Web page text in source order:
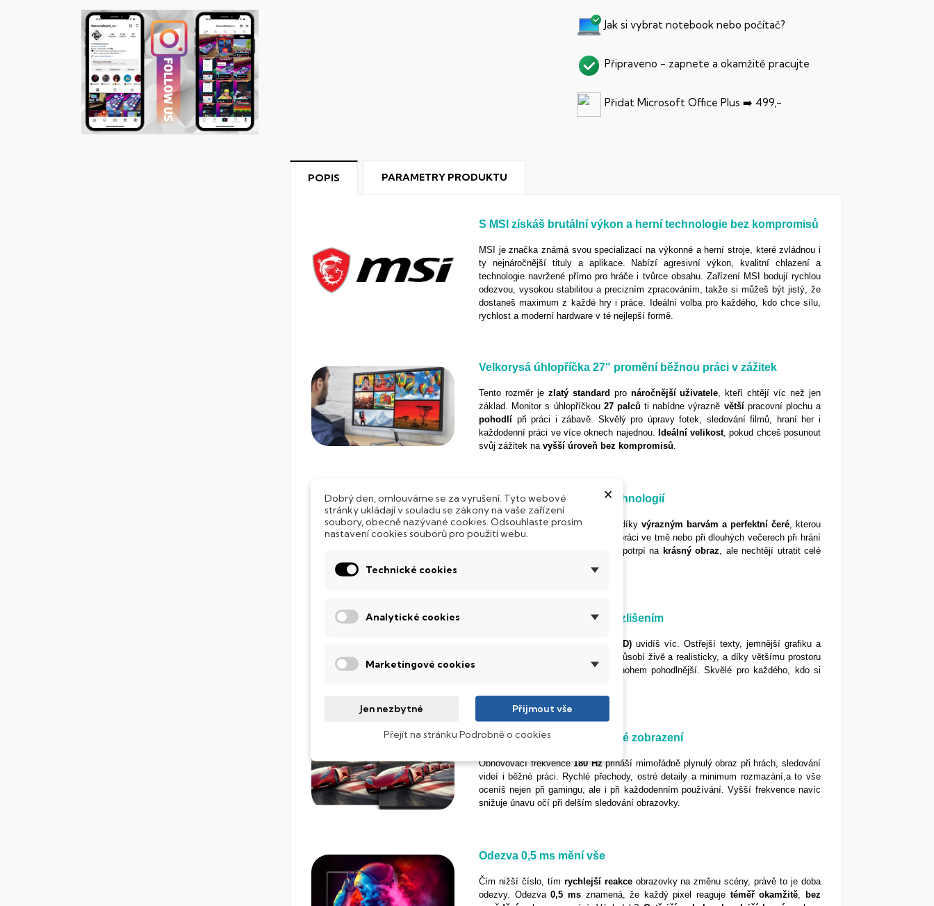
Jak si vybrat notebook nebo počítač?
Připraveno - zapnete a okamžitě pracujte
Přidat Microsoft Office Plus ➡️ 499,-
POPIS PARAMETRY PRODUKTU
S MSI získáš brutální výkon a herní technologie bez kompromisů
MSI je značka známá svou specializací na výkonné a herní stroje, které zvládnou i
ty nejnáročnější tituly a aplikace. Nabízí agresivní výkon, kvalitní chlazení a
technologie navržené přímo pro hráče i tvůrce obsahu. Zařízení MSI bodují rychlou
odezvou, vysokou stabilitou a precizním zpracováním, takže si můžeš být jistý, že
dostaneš maximum z každé hry i práce. Ideální volba pro každého, kdo chce sílu,
rychlost a moderní hardware v té nejlepší formě.
Velkorysá úhlopříčka 27" promění běžnou práci v zážitek
Tento rozměr je zlatý standard pro náročnější uživatele , kteří chtějí víc než jen
základ. Monitor s úhlopříčkou 27 palců ti nabídne výrazně většípracovní plochu a
pohodlí při práci i zábavě. Skvělý pro úpravy fotek, sledování filmů, hraní her i
každodenní práci ve více oknech najednou. Ideální velikost, pokud chceš posunout
svůj zážitek na vyšší úroveň bez kompromisů
Hluboké kontrasty s VA technologií
VA panel přináší nádherný díky výrazným barvám a perfektní čeré , kterou
oceníš hlavně při sledování filmů, práci ve tmě nebo při dlouhých večerech při hrání
her. Ideální pro uživatele, kteří so potrpí na krásný obraz , ale nechtějí utratit celé
Ještě více detailů s QHD rozlišením
2560 × 1440 px (QHD) uvidíš víc. Ostřejší texty, jemnější grafiku a
bohatší barevné přechody. Obraz působí živě a realisticky, a díky většímu prostoru
na ploše je práce s více okny mnohem pohodlnější. Skvělé pro každého, kdo si
180 Hz pro dokonale plynulé zobrazení
Obnovovací frekvence180 Hzpřináší mimořádně plynulý obraz při hrách, sledování
videí i běžné práci. Rychlé přechody, ostré detaily a minimum rozmazání,a to vše
oceníš nejen při gamingu, ale i při každodenním používání. Vyšší frekvence navíc
snižuje únavu očí při delším sledování obrazovky.
Odezva 0,5 ms mění vše
Čím nižší číslo, tím rychlejší reakceobrazovky na změnu scény, právě to je doba
odezvy. Odezva0,5 msznamená, že každý pixel reaguje téměř okamžitě ,bez
×
Dobrý den, omlouváme se za vyrušení. Tyto webové
stránky ukládají v souladu se zákony na vaše zařízení
soubory, obecně nazývané cookies. Odsouhlaste prosím
nastavení cookies souborů pro použití webu.
Technické cookies
Analytické cookies
Marketingové cookies
Jen nezbytné Přijmout vše
Přejít na stránku Podrobně o cookies